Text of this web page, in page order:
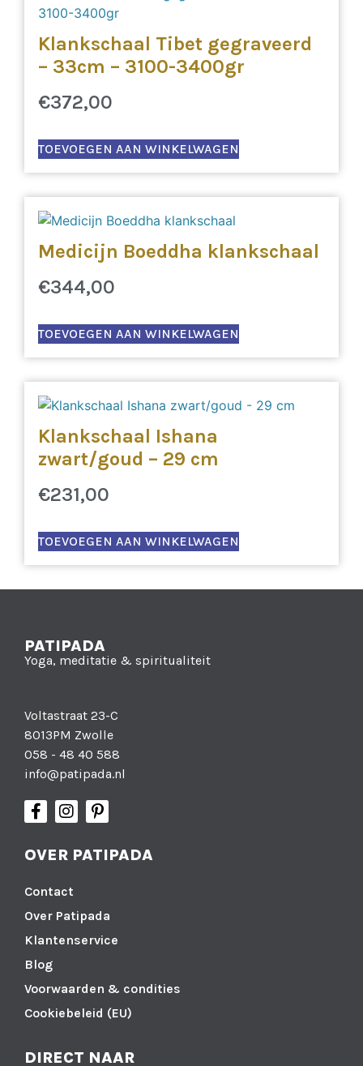
Klankschaal Tibet gegraveerd
– 33cm – 3100-3400gr
€372,00
TOEVOEGEN AAN WINKELWAGEN
Medicijn Boeddha klankschaal
€344,00
TOEVOEGEN AAN WINKELWAGEN
Klankschaal Ishana
zwart/goud – 29 cm
€231,00
TOEVOEGEN AAN WINKELWAGEN
PATIPADA
Yoga, meditatie & spiritualiteit
Voltastraat 23-C
8013PM Zwolle
058 - 48 40 588
info@patipada.nl
OVER PATIPADA
Contact
Over Patipada
Klantenservice
Blog
Voorwaarden & condities
Cookiebeleid (EU)
DIRECT NAAR